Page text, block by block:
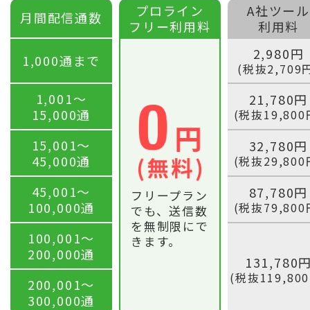
月間配信通数
プロライン
フリー利用料
A社ツール
利用料
1,000通まで
フリープラン
でも、送信数
を無制限にで
きます。
2,980円
(税抜2,709
1,001〜
15,000通
21,780円
(税抜19,800
15,001〜
45,000通
32,780円
(税抜29,800
45,001〜
100,000通
87,780円
(税抜79,800
100,001〜
200,000通
131,780
(税抜
200,001〜
300,000通